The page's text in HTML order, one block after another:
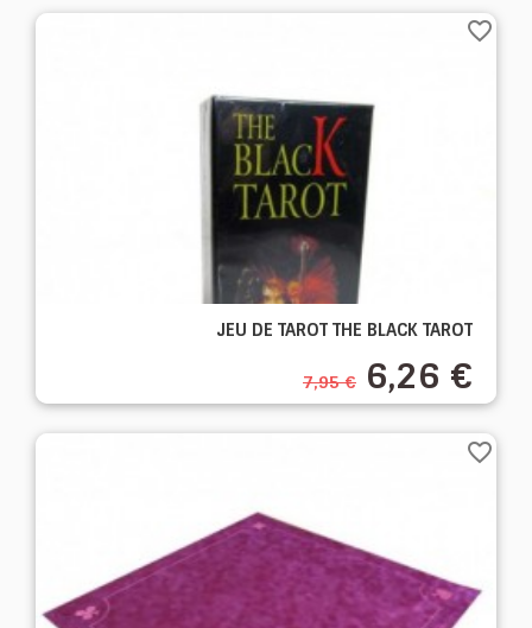
JEU DE TAROT THE BLACK TAROT
7,95 € 6,26 €
favorite_border
favorite_border